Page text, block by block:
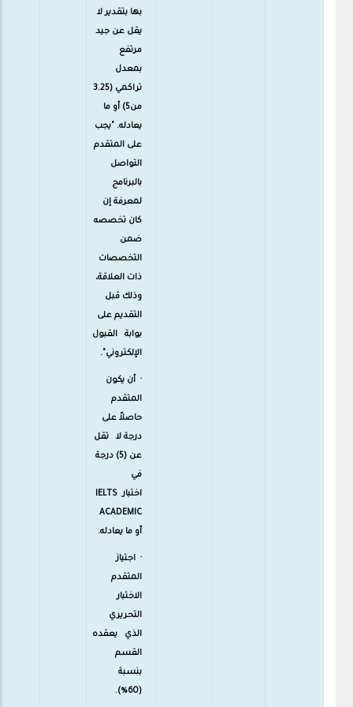
بها بتقدير لا
يقل عن جيد
مرتفع
بمعدل
تراكمي (3.25
من5) أو ما
يعادله. "يجب
على المتقدم
التواصل
بالبرنامج
لمعرفة إن
كان تخصصه
ضمن
التخصصات
ذات العلاقة،
وذلك قبل
التقديم على
بوابة القبول
الإلكتروني".
· أن يكون
المتقدم
حاصلاً على
درجة لا تقل
عن (5) درجة
في
اختبارIELTS
أو ما يعادله.
· اجتياز
المتقدم
الاختبار
التحريري
الذي يعقده
القسم
بنسبة
(60%).